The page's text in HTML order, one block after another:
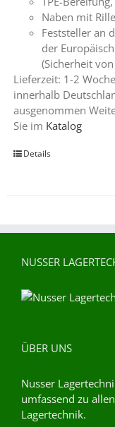
Naben mit
Feststeller an
der
(Sicherheit
Lieferzeit: 1-2
innerhalb
ausgenommen
Sie im Katalog
Details
NUSSER
ÜBER UNS
Nusser
umfassend zu
Lagertechnik.